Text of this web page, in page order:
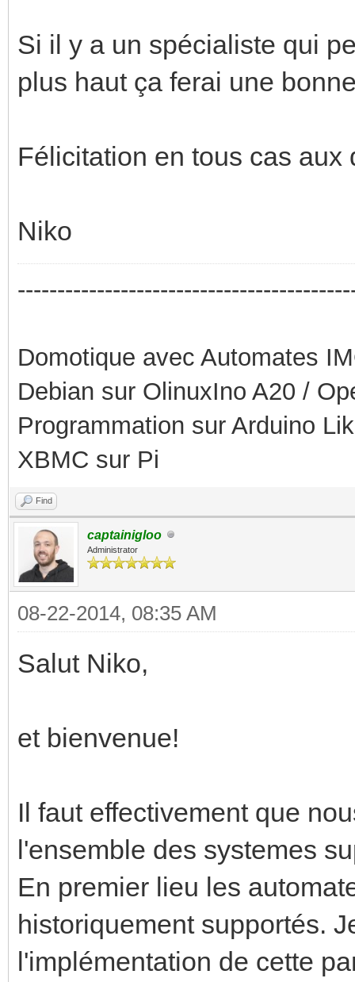
Si il y a un spécialiste qui
plus haut ça ferai une
Félicitation en tous cas aux
Niko
Domotique avec Automates
Debian sur OlinuxIno A20 /
Programmation sur Arduino
XBMC sur Pi
Find
captainigloo
Administrator
08-22-2014, 08:35 AM
Salut Niko,
et bienvenue!
Il faut effectivement que
l'ensemble des systemes
En premier lieu les
historiquement supportés.
l'implémentation de cette